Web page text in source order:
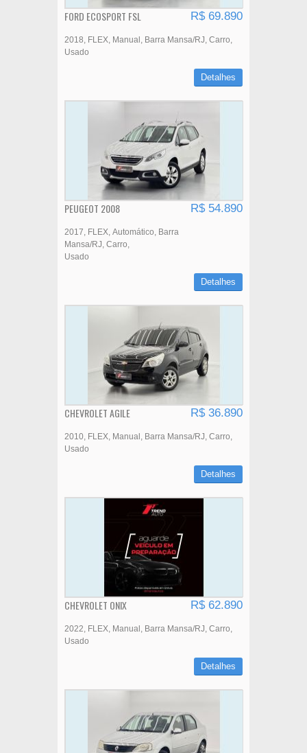
FORD ECOSPORT FSL R$ 69.890
2018 FLEX Manual Barra Mansa/RJ Carro
Usado
Detalhes
PEUGEOT 2008 R$ 54.890
2017 FLEX Automático
Barra
Mansa/RJ Carro
Usado
Detalhes
CHEVROLET AGILE R$ 36.890
2010 FLEX Manual Barra Mansa/RJ Carro
Usado
Detalhes
CHEVROLET ONIX R$ 62.890
2022 FLEX Manual Barra Mansa/RJ Carro
Usado
Detalhes